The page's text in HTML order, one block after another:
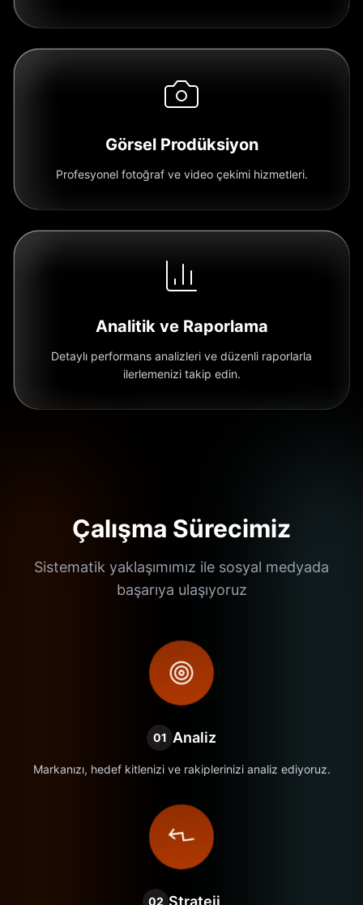
Görsel Prodüksiyon
Profesyonel fotoğraf ve video çekimi hizmetleri.
Analitik ve Raporlama
Detaylı performans analizleri ve düzenli raporlarla
ilerlemenizi takip edin.
Çalışma Sürecimiz
Sistematik yaklaşımımız ile sosyal medyada
başarıya ulaşıyoruz
01 Analiz
Markanızı, hedef kitlenizi ve rakiplerinizi analiz ediyoruz.
02 Strateji